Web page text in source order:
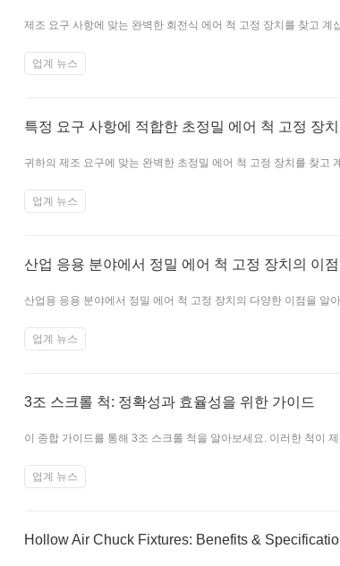
제조 요구 사항에 맞는 완벽한 회전식 에어 척 고정 장치를 찾고
업계 뉴스
특정 요구 사항에 적합한 초정밀 에어 척 고정 장
귀하의 제조 요구에 맞는 완벽한 초정밀 에어 척 고정 장치를 찾
업계 뉴스
산업 응용 분야에서 정밀 에어 척 고정 장치의 이
산업용 응용 분야에서 정밀 에어 척 고정 장치의 다양한 이점을
업계 뉴스
3조 스크롤 척: 정확성과 효율성을 위한 가이드
이 종합 가이드를 통해 3조 스크롤 척을 알아보세요. 이러한 척이
업계 뉴스
Hollow Air Chuck Fixtures: Benefits &